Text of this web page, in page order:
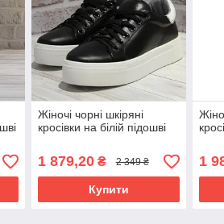
Жіночі чорні шкіряні
кросівки на білій підошві
1 879,20₴ 2 349 ₴
Купити
1